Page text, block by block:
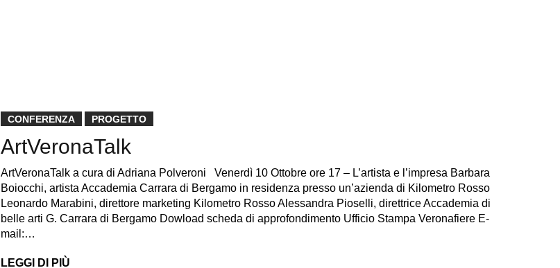
CONFERENZA PROGETTO
ArtVeronaTalk
ArtVeronaTalk a cura di Adriana Polveroni Venerdì 10 Ottobre ore 17 – L’artista e l’impresa Barbara
Boiocchi, artista Accademia Carrara di Bergamo in residenza presso un’azienda di Kilometro Rosso
Leonardo Marabini, direttore marketing Kilometro Rosso Alessandra Pioselli, direttrice Accademia di
belle arti G. Carrara di Bergamo Dowload scheda di approfondimento Ufficio Stampa Veronafiere E-
mail:…
LEGGI DI PIÙ